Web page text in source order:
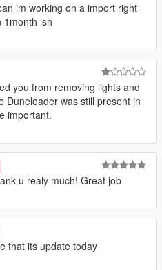
im working on a import right
1month ish
you from removing lights and
Duneloader was still present in
important.
u realy much! Great job
that its update today